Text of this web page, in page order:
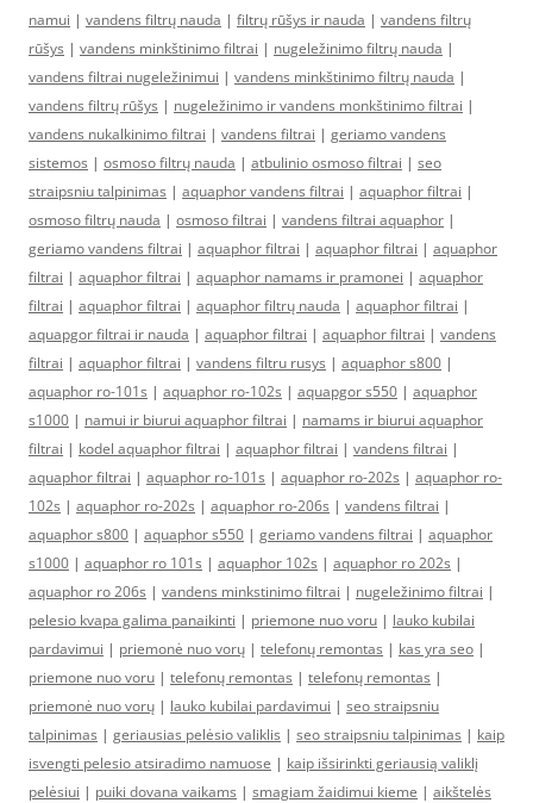
namui | vandens filtrų nauda | filtrų rūšys ir nauda | vandens filtrų
rūšys | vandens minkštinimo filtrai | nugeležinimo filtrų nauda |
vandens filtrai nugeležinimui | vandens minkštinimo filtrų nauda |
vandens filtrų rūšys | nugeležinimo ir vandens monkštinimo filtrai |
vandens nukalkinimo filtrai | vandens filtrai | geriamo vandens
sistemos | osmoso filtrų nauda | atbulinio osmoso filtrai | seo
straipsniu talpinimas | aquaphor vandens filtrai | aquaphor filtrai |
osmoso filtrų nauda | osmoso filtrai | vandens filtrai aquaphor |
geriamo vandens filtrai | aquaphor filtrai | aquaphor filtrai | aquaphor
filtrai | aquaphor filtrai | aquaphor namams ir pramonei | aquaphor
filtrai | aquaphor filtrai | aquaphor filtrų nauda | aquaphor filtrai |
aquapgor filtrai ir nauda | aquaphor filtrai | aquaphor filtrai | vandens
filtrai | aquaphor filtrai | vandens filtru rusys | aquaphor s800 |
aquaphor ro-101s | aquaphor ro-102s | aquapgor s550 | aquaphor
s1000 | namui ir biurui aquaphor filtrai | namams ir biurui aquaphor
filtrai | kodel aquaphor filtrai | aquaphor filtrai | vandens filtrai |
aquaphor filtrai | aquaphor ro-101s | aquaphor ro-202s | aquaphor ro-
102s | aquaphor ro-202s | aquaphor ro-206s | vandens filtrai |
aquaphor s800 | aquaphor s550 | geriamo vandens filtrai | aquaphor
s1000 | aquaphor ro 101s | aquaphor 102s | aquaphor ro 202s |
aquaphor ro 206s | vandens minkstinimo filtrai | nugeležinimo filtrai |
pelesio kvapa galima panaikinti | priemone nuo voru | lauko kubilai
pardavimui | priemonė nuo vorų | telefonų remontas | kas yra seo |
priemone nuo voru | telefonų remontas | telefonų remontas |
priemonė nuo vorų | lauko kubilai pardavimui | seo straipsniu
talpinimas | geriausias pelėsio valiklis | seo straipsniu talpinimas | kaip
isvengti pelesio atsiradimo namuose | kaip išsirinkti geriausią valiklį
pelėsiui | puiki dovana vaikams | smagiam žaidimui kieme | aikštelės